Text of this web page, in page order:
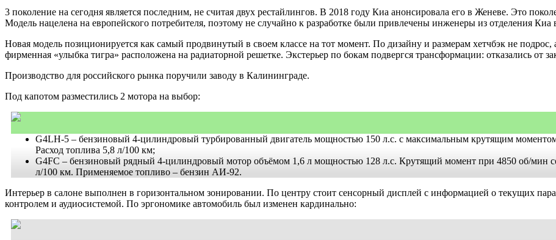
3 поколение на сегодня является последним, не считая двух рестайлингов. В 2018 году Киа анонсировала его в Женеве. Это
Модель нацелена на европейского потребителя, поэтому не случайно к разработке были привлечены инженеры из отделения Киа
Новая модель позиционируется как самый продвинутый в своем классе на тот момент. По дизайну и размерам хетчбэк не
фирменная «улыбка тигра» расположена на радиаторной решетке. Экстерьер по бокам подвергся трансформации: отказались от
Производство для российского рынка поручили заводу в Калининграде.
Под капотом разместились 2 мотора на выбор:
G4LH-5 – бензиновый 4-цилиндровый турбированный двигатель мощностью 150 л.с. с максимальным крутящим
Расход топлива 5,8 л/100 км;
G4FC – бензиновый рядный 4-цилиндровый мотор объёмом 1,6 л мощностью 128 л.с. Крутящий момент при 4850 об/мин
л/100 км. Применяемое топливо – бензин АИ-92.
Интерьер в салоне выполнен в горизонтальном зонировании. По центру стоит сенсорный дисплей с информацией о текущих
контролем и аудиосистемой. По эргономике автомобиль был изменен кардинально: